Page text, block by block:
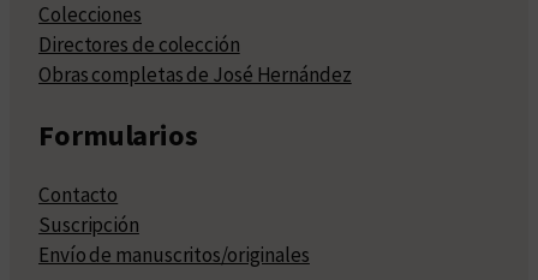
Colecciones
Directores de colección
Obras completas de José Hernández
Formularios
Contacto
Suscripción
Envío de manuscritos/originales